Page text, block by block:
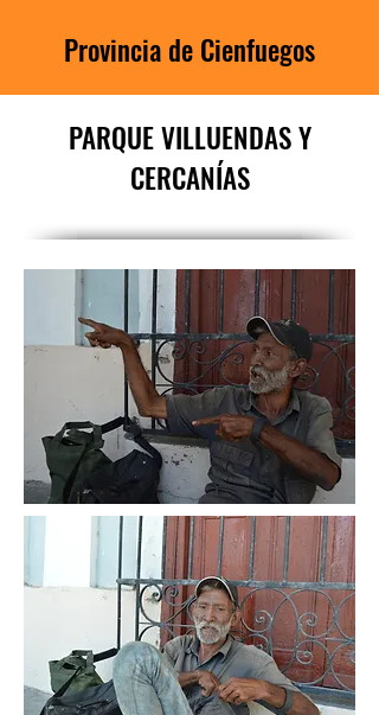
Provincia de Cienfuegos
PARQUE VILLUENDAS Y
CERCANÍAS